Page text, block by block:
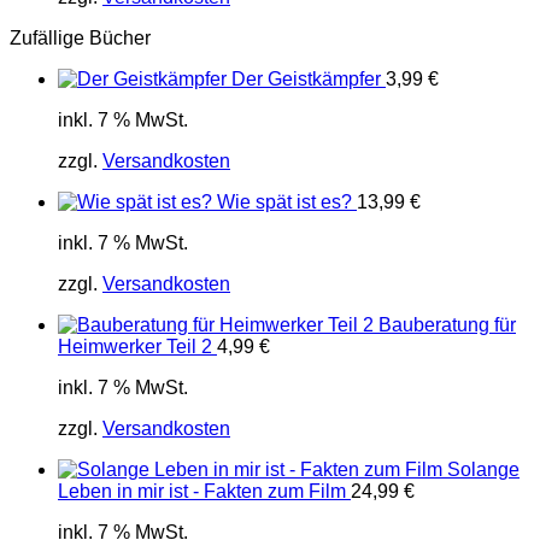
Zufällige Bücher
Der Geistkämpfer 3,99 €
inkl. 7 % MwSt.
zzgl. Versandkosten
Wie spät ist es? 13,99 €
inkl. 7 % MwSt.
zzgl. Versandkosten
Bauberatung für
Heimwerker Teil 2 4,99 €
inkl. 7 % MwSt.
zzgl. Versandkosten
Solange
Leben in mir ist - Fakten zum Film 24,99 €
inkl. 7 % MwSt.